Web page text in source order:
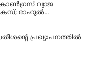
കോൺഗ്രസ് വ്യാജ
കേസ്; രാഹുൽ
സതീശൻ്റെ പ്രഖ്യാപനത്തിൽ